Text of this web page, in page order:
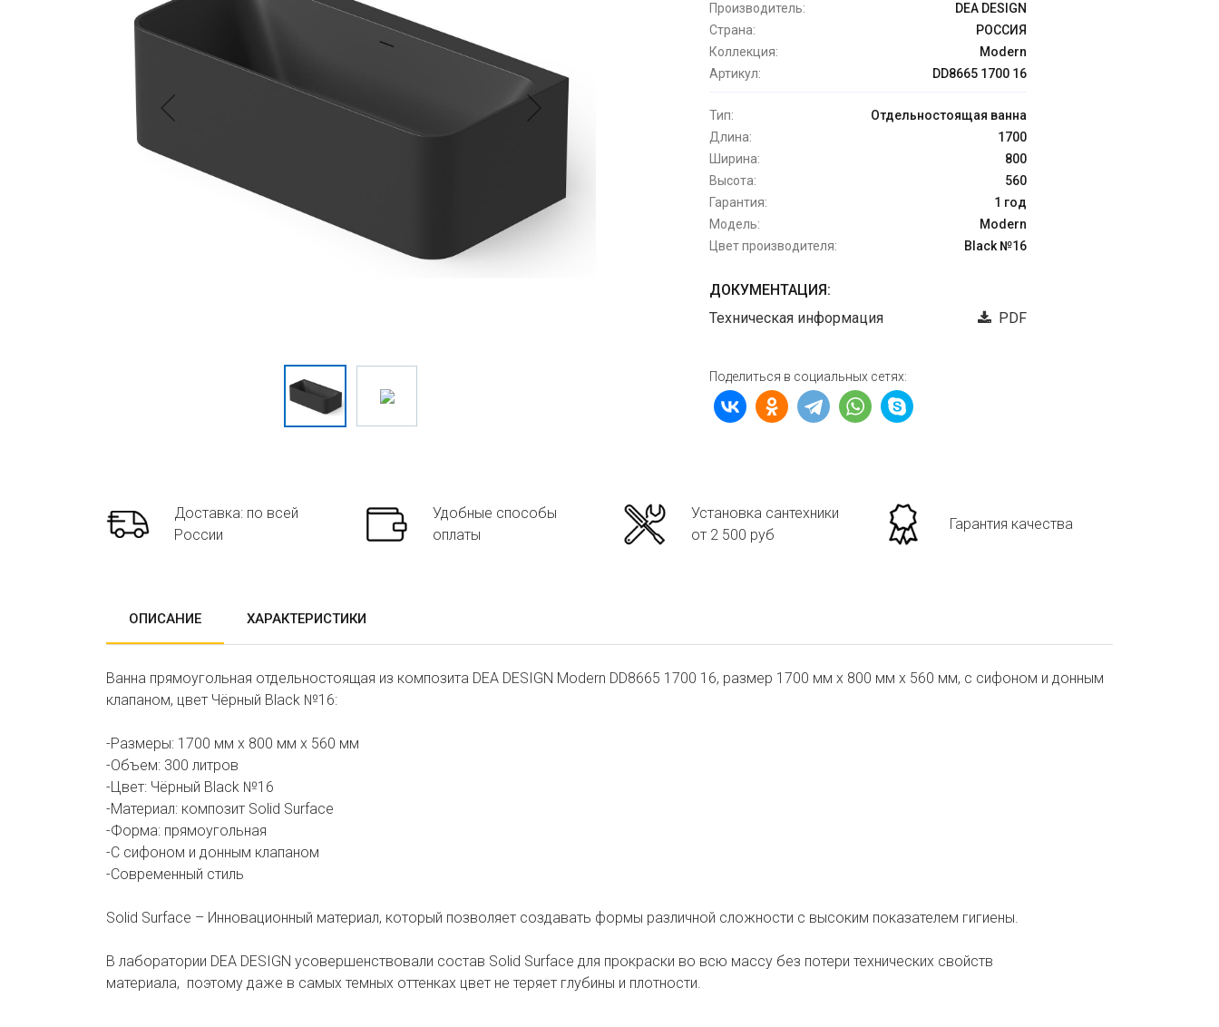
Производитель:
DEA DESIGN
Страна:
РОССИЯ
Коллекция:
Modern
Артикул:
DD8665 1700 16
Тип:
Отдельностоящая ванна
Длина:
1700
Ширина:
800
Высота:
560
Гарантия:
1 год
Модель:
Modern
Цвет производителя:
Black №16
ДОКУМЕНТАЦИЯ:
Техническая информация
PDF
Поделиться в социальных сетях:
Доставка: по всей
России
Удобные способы
оплаты
Установка сантехники
от 2 500 руб
Гарантия качества
ОПИСАНИЕ ХАРАКТЕРИСТИКИ
Ванна прямоугольная отдельностоящая из композита DEA DESIGN Modern DD8665 1700 16, размер 1700 мм х 800 мм х 560 мм, с сифоном и донным
клапаном, цвет Чёрный Black №16:
-Размеры: 1700 мм х 800 мм х 560 мм
-Объем: 300 литров
-Цвет: Чёрный Black №16
-Материал: композит Solid Surface
-Форма: прямоугольная
-С сифоном и донным клапаном
-Современный стиль
Solid Surface – Инновационный материал, который позволяет создавать формы различной сложности с высоким показателем гигиены.
В лаборатории DEA DESIGN усовершенствовали состав Solid Surface для прокраски во всю массу без потери технических свойств
материала, поэтому даже в самых темных оттенках цвет не теряет глубины и плотности.